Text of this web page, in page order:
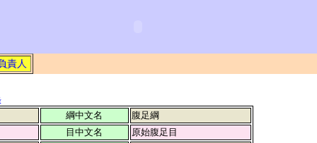
責人
綱中文名
腹足綱
目中文名
原始腹足目